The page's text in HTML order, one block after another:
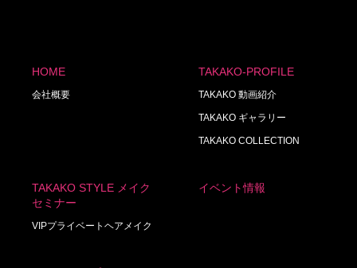
HOME
会社概要
TAKAKO-PROFILE
TAKAKO 動画紹介
TAKAKO ギャラリー
TAKAKO COLLECTION
TAKAKO STYLE メイク
セミナー
VIPプライベートヘアメイク
イベント情報